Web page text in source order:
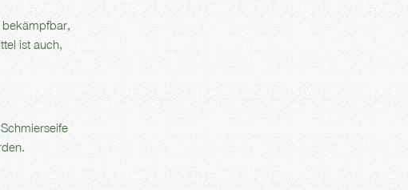
bekämpfbar,
ist auch,